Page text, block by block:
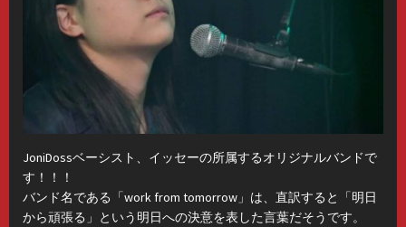
JoniDossベーシスト、イッセーの所属するオリジナルバンドで
す！！！
バンド名である「work from tomorrow」は、直訳すると「明日
から頑張る」という明日への決意を表した言葉だそうです。